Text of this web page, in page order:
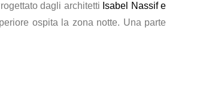
dagli architetti Isabel Nassif e
ospita la zona notte. Una parte